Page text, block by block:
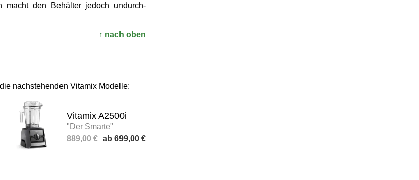
macht den Behälter jedoch un­durch­
↑ nach oben
nach­stehenden Vitamix Modelle:
Vitamix A2500i
"Der Smarte"
889,00 €
699,00 €